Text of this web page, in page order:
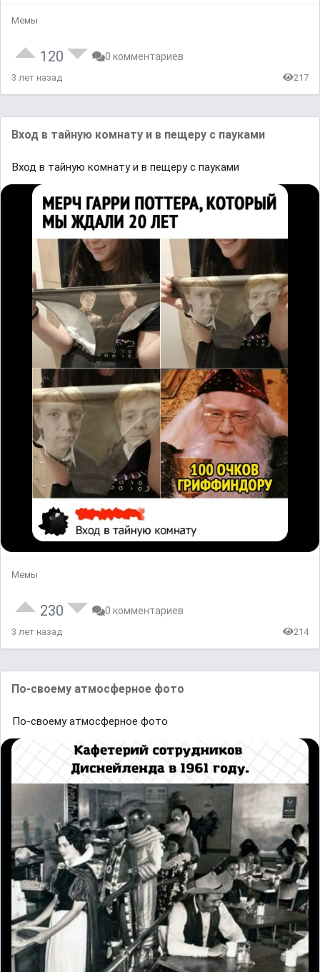
Мемы
120 0 комментариев
3 лет назад 217
Вход в тайную комнату и в пещеру с пауками
Вход в тайную комнату и в пещеру с пауками
Мемы
230 0 комментариев
3 лет назад 214
По-своему атмосферное фото
По-своему атмосферное фото